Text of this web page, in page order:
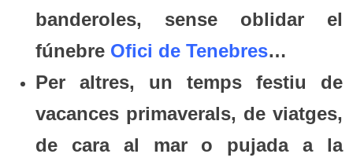
banderoles, sense oblidar el
fúnebre Ofici de Tenebres…
Per altres, un temps festiu de
vacances primaverals, de viatges,
de cara al mar o pujada a la